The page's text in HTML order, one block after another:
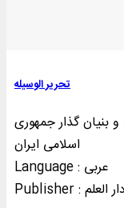
تحریر الوسیله
و بنیان گذار جمهوری
اسلامی ایران
Language : عربی
Publisher : دار العلم